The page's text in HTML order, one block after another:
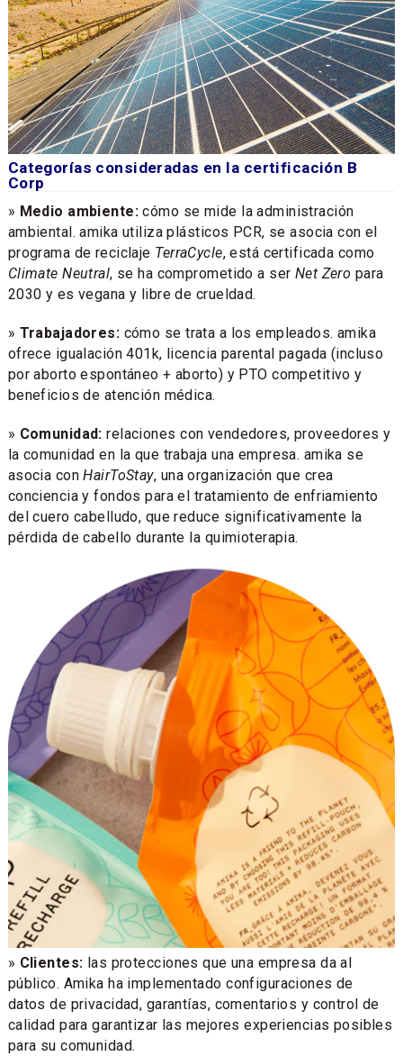
Categorías consideradas en la certificación B
Corp
» Medio ambiente:cómo se mide la administración
ambiental. amika utiliza plásticos PCR, se asocia con el
programa de reciclaje TerraCycle, está certificada como
Climate Neutral, se ha comprometido a ser Net Zero para
2030 y es vegana y libre de crueldad.
» Trabajadores: cómo se trata a los empleados. amika
ofrece igualación 401k, licencia parental pagada (incluso
por aborto espontáneo + aborto) y PTO competitivo y
beneficios de atención médica.
» Comunidad:relaciones con vendedores, proveedores y
la comunidad en la que trabaja una empresa. amika se
asocia conHairToStay, una organización que crea
conciencia y fondos para el tratamiento de enfriamiento
del cuero cabelludo, que reduce significativamente la
pérdida de cabello durante la quimioterapia.
» Clientes: las protecciones que una empresa da al
público. Amika ha implementado configuraciones de
datos de privacidad, garantías, comentarios y control de
calidad para garantizar las mejores experiencias posibles
para su comunidad.